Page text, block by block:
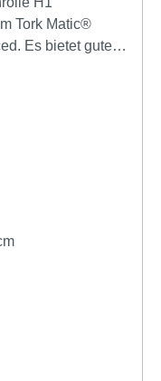
Tork Matic®
Es bietet gute
eignen sich
mit
wurden. Das
einen